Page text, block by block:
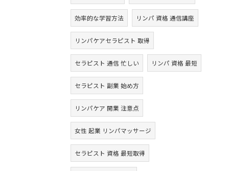
効率的な学習方法 リンパ 資格 通信講座
リンパケアセラピスト 取得
セラピスト 通信 忙しい リンパ 資格 最短
セラピスト 副業 始め方
リンパケア 開業 注意点
女性 起業 リンパマッサージ
セラピスト 資格 最短取得